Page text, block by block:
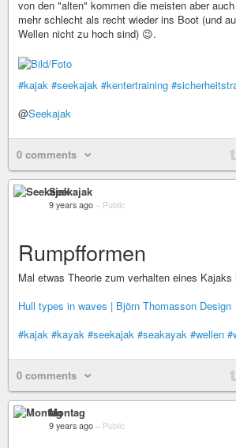
von den "alten" kommen die meisten aber
mehr schlecht als recht wieder ins Boot (und
Wellen nicht zu hoch sind) 😉.
#kajak #seekajak #kentertraining
@Seekajak
0 comments
Seekajak
9 years ago – Public
Rumpfformen
Mal etwas Theorie zum verhalten eines Kajaks
Hull types in waves | Björn Thomasson Design
#kajak #kayak #seekajak #seakayak #wellen
0 comments
Montag
9 years ago – Public